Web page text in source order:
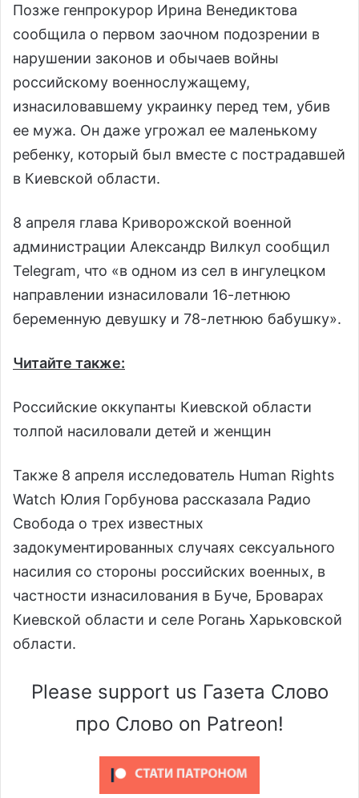
Позже генпрокурор Ирина Венедиктова
сообщила о первом заочном подозрении в
нарушении законов и обычаев войны
российскому военнослужащему,
изнасиловавшему украинку перед тем, убив
ее мужа. Он даже угрожал ее маленькому
ребенку, который был вместе с пострадавшей
в Киевской области.
8 апреля глава Криворожской военной
администрации Александр Вилкул сообщил
Telegram, что «в одном из сел в ингулецком
направлении изнасиловали 16-летнюю
беременную девушку и 78-летнюю бабушку».
Читайте также:
Российские оккупанты Киевской области
толпой насиловали детей и женщин
Также 8 апреля исследователь Human Rights
Watch Юлия Горбунова рассказала Радио
Свобода о трех известных
задокументированных случаях сексуального
насилия со стороны российских военных, в
частности изнасилования в Буче, Броварах
Киевской области и селе Рогань Харьковской
области.
Please support us Газета Слово
про Слово on Patreon!